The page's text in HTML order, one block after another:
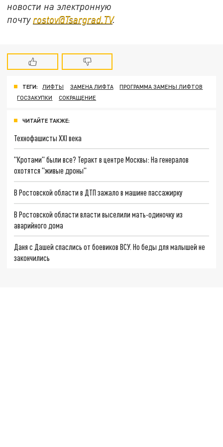
новости на электронную
почту rostov@Tsargrad.ТV.
ТЕГИ: ЛИФТЫ ЗАМЕНА ЛИФТА
ПРОГРАММА ЗАМЕНЫ ЛИФТОВ
ГОСЗАКУПКИ
СОКРАЩЕНИЕ
ЧИТАЙТЕ ТАКЖЕ:
Технофашисты XXI века
"Кротами" были все? Теракт в центре Москвы: На генералов
охотятся "живые дроны"
В Ростовской области в ДТП зажало в машине пассажирку
В Ростовской области власти выселили мать-одиночку из
аварийного дома
Даня с Дашей спаслись от боевиков ВСУ. Но беды для малышей не
закончились